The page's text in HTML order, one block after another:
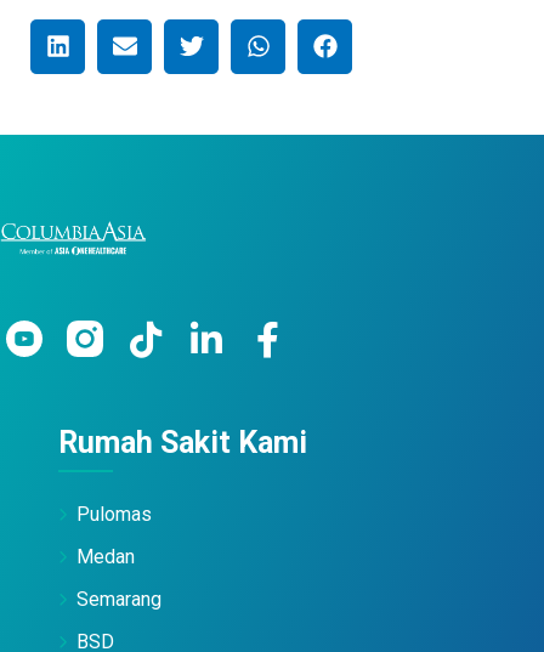
Rumah Sakit Kami
Pulomas
Medan
Semarang
BSD